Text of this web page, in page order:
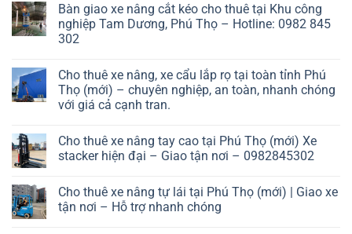
Bàn giao xe nâng cắt kéo cho thuê tại Khu công
nghiệp Tam Dương, Phú Thọ – Hotline: 0982 845
302
Cho thuê xe nâng, xe cẩu lắp rọ tại toàn tỉnh Phú
Thọ (mới) – chuyên nghiệp, an toàn, nhanh chóng
với giá cả cạnh tran.
Cho thuê xe nâng tay cao tại Phú Thọ (mới) Xe
stacker hiện đại – Giao tận nơi – 0982845302
Cho thuê xe nâng tự lái tại Phú Thọ (mới) | Giao xe
tận nơi – Hỗ trợ nhanh chóng